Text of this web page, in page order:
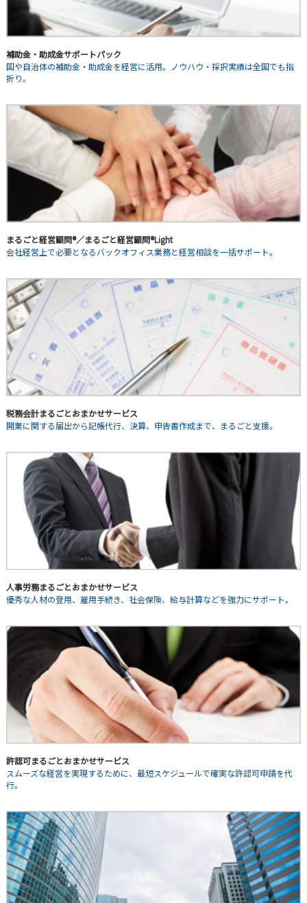
補助金・助成金サポートパック
国や自治体の補助金・助成金を経営に活用。ノウハウ・採択実績は全国でも指
折り。
まるごと経営顧問®／まるごと経営顧問®Light
会社経営上で必要となるバックオフィス業務と経営相談を一括サポート。
税務会計まるごとおまかせサービス
開業に関する届出から記帳代行、決算、申告書作成まで、まるごと支援。
人事労務まるごとおまかせサービス
優秀な人材の登用、雇用手続き、社会保険、給与計算などを強力にサポート。
許認可まるごとおまかせサービス
スムーズな経営を実現するために、最短スケジュールで確実な許認可申請を代
行。